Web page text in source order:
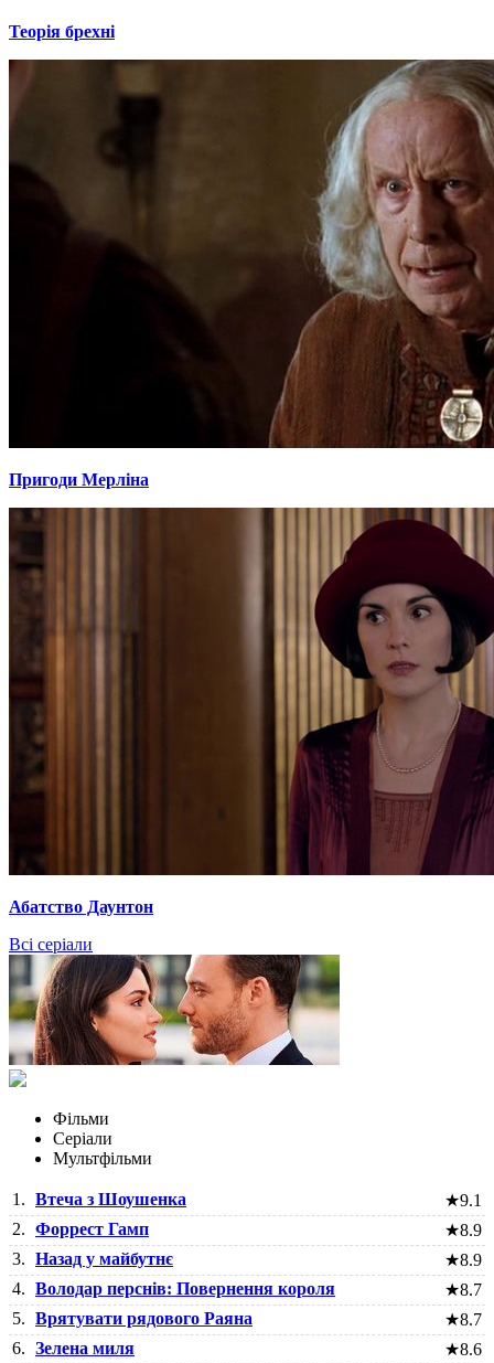
Теорія брехні
Пригоди Мерліна
Абатство Даунтон
Всі серіали
Фільми
Серіали
Мультфільми
1. Втеча з Шоушенка ★9.1
2. Форрест Гамп ★8.9
3. Назад у майбутнє ★8.9
4. Володар перснів: Повернення короля ★8.7
5. Врятувати рядового Раяна ★8.7
6. Зелена миля ★8.6